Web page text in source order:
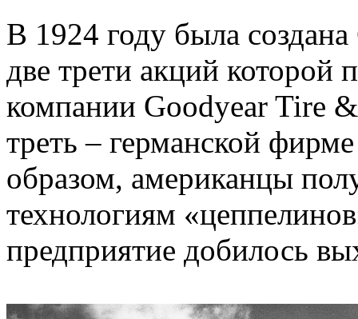
В 1924 году была
две трети акций которой
компании Goodyear Tire
треть – германской
образом, американцы
технологиям
предприятие добилось